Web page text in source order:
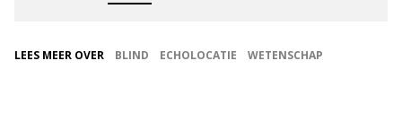
LEES MEER OVER BLIND ECHOLOCATIE WETENSCHAP